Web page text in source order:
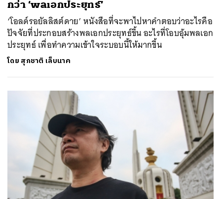
กว่า ‘พลเอกประยุทธ์’
‘โอลด์รอยัลลิสต์ดาย’ หนังสือที่จะพาไปหาคำตอบว่าอะไรคือ
ปัจจัยที่ประกอบสร้างพลเอกประยุทธ์ขึ้น อะไรที่โอบอุ้มพลเอก
ประยุทธ์ เพื่อทำความเข้าใจระบอบนี้ให้มากขึ้น
โดย สุภชาติ เล็บนาค
SHARE